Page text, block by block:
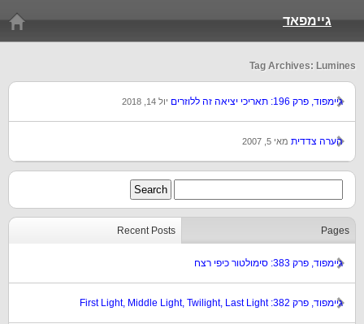
גיימפאד
Tag Archives: Lumines
גיימפוד, פרק 196: תאריכי יציאה זה ללוזרים יול 14, 2018
הערה צדדית מאי 5, 2007
Recent Posts Pages
גיימפוד, פרק 383: סימולטור כיפי רצח
גיימפוד, פרק 382: First Light, Middle Light, Twilight, Last Light